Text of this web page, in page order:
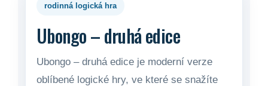
rodinná logická hra
Ubongo – druhá edice
Ubongo – druhá edice je moderní verze
oblíbené logické hry, ve které se snažíte